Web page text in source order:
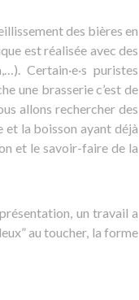
des bières en
est réalisée avec des
Certain·e·s puristes
une brasserie c’est de
allons rechercher des
et la boisson ayant déjà
et le savoir-faire de la
un travail a
au toucher, la forme